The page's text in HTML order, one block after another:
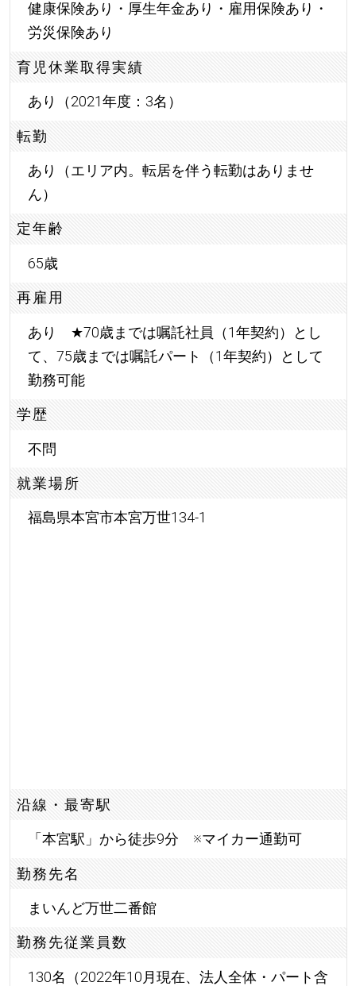
健康保険あり・厚生年金あり・雇用保険あり・
労災保険あり
育児休業取得実績
あり（2021年度：3名）
転勤
あり（エリア内。転居を伴う転勤はありませ
ん）
定年齢
65歳
再雇用
あり ★70歳までは嘱託社員（1年契約）とし
て、75歳までは嘱託パート（1年契約）として
勤務可能
学歴
不問
就業場所
福島県本宮市本宮万世134-1
沿線・最寄駅
「本宮駅」から徒歩9分 ※マイカー通勤可
勤務先名
まいんど万世二番館
勤務先従業員数
130名（2022年10月現在、法人全体・パート含